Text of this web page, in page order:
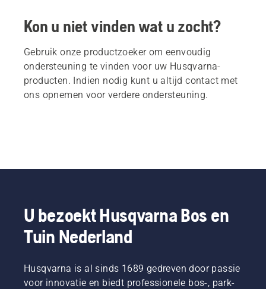
Kon u niet vinden wat u zocht?
Gebruik onze productzoeker om eenvoudig
ondersteuning te vinden voor uw Husqvarna-
producten. Indien nodig kunt u altijd contact met
ons opnemen voor verdere ondersteuning.
U bezoekt Husqvarna Bos en
Tuin Nederland
Husqvarna is al sinds 1689 gedreven door passie
voor innovatie en biedt professionele bos-, park-